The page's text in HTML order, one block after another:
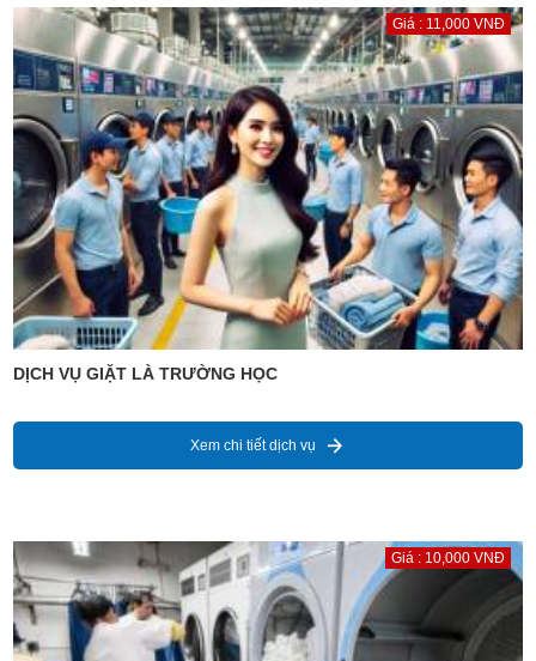
Giá : 11,000 VNĐ
DỊCH VỤ GIẶT LÀ TRƯỜNG HỌC
Xem chi tiết dịch vụ
Giá : 10,000 VNĐ